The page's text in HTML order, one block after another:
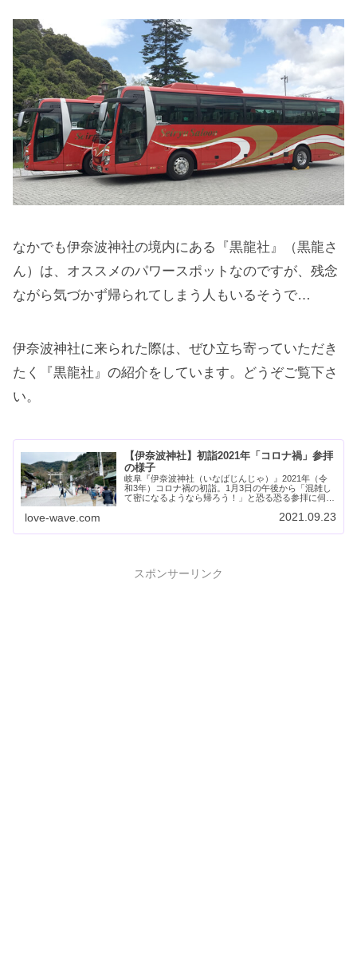
なかでも伊奈波神社の境内にある『黒龍社』（黒龍さ
ん）は、オススメのパワースポットなのですが、残念
ながら気づかず帰られてしまう人もいるそうで…
伊奈波神社に来られた際は、ぜひ立ち寄っていただき
たく『黒龍社』の紹介をしています。どうぞご覧下さ
い。
【伊奈波神社】初詣2021年「コロナ禍」参拝
の様子
岐阜『伊奈波神社（いなばじんじゃ）』2021年（令
和3年）コロナ禍の初詣。1月3日の午後から「混雑し
て密になるようなら帰ろう！」と恐る恐る参拝に伺っ
love-wave.com 2021.09.23
スポンサーリンク